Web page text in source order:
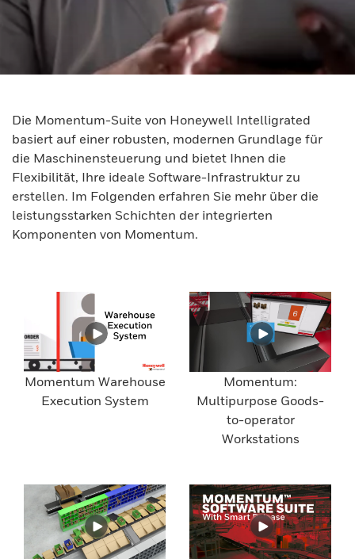
Die Momentum-Suite von Honeywell Intelligrated
basiert auf einer robusten, modernen Grundlage für
die Maschinensteuerung und bietet Ihnen die
Flexibilität, Ihre ideale Software-Infrastruktur zu
erstellen. Im Folgenden erfahren Sie mehr über die
leistungsstarken Schichten der integrierten
Komponenten von Momentum.
Momentum Warehouse
Execution System
Momentum:
Multipurpose Goods-
to-operator
Workstations